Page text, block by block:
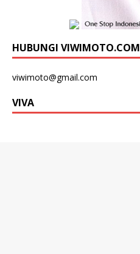
HUBUNGI VIWIMOTO.COM
viwimoto@gmail.com
VIVA